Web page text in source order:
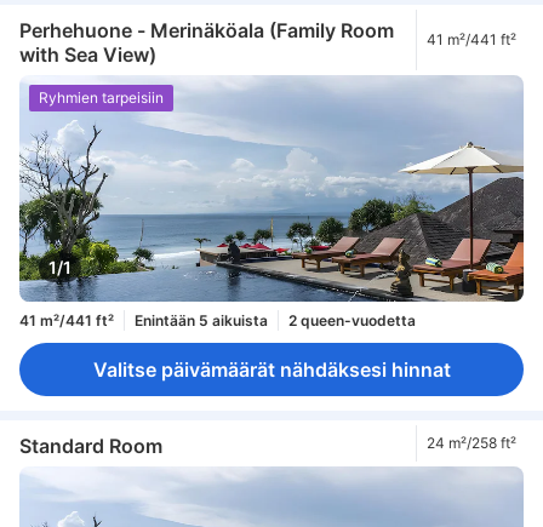
Perhehuone - Merinäköala (Family Room
with Sea View)
41 m²/441 ft²
1/1
Ryhmien tarpeisiin
41 m²/441 ft² Enintään 5 aikuista 2 queen-vuodetta
Valitse päivämäärät nähdäksesi hinnat
Standard Room 24 m²/258 ft²